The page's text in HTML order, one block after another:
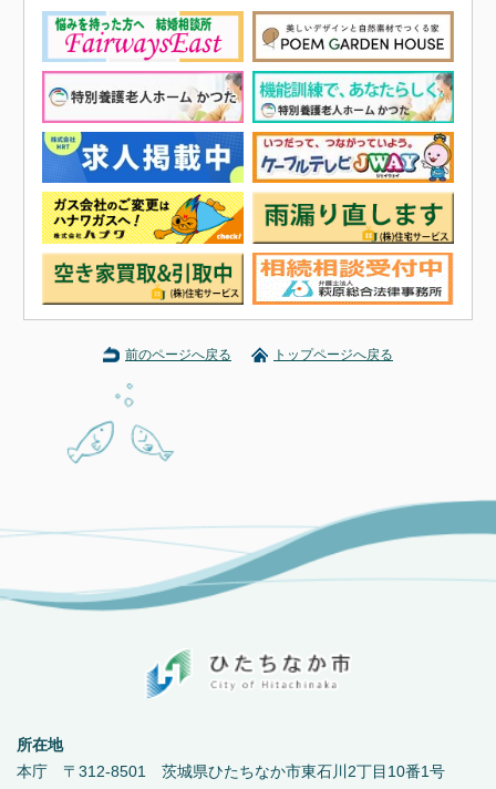
前のページへ戻る トップページへ戻る
所在地
本庁 〒312-8501 茨城県ひたちなか市東石川2丁目10番1号